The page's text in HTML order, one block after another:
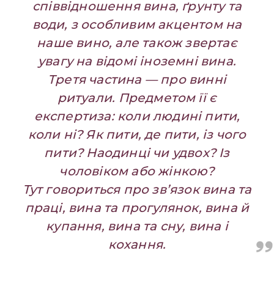
співвідношення вина, ґрунту та
води, з особливим акцентом на
наше вино, але також звертає
увагу на відомі іноземні вина.
Третя частина — про винні
ритуали. Предметом її є
експертиза: коли людині пити,
коли ні? Як пити, де пити, із чого
пити? Наодинці чи удвох? Із
чоловіком або жінкою?
Тут говориться про зв’язок вина та
праці, вина та прогулянок, вина й
купання, вина та сну, вина і
кохання.